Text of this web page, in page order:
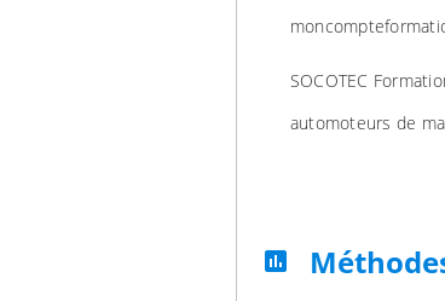
SOCOTEC
automoteurs de
assessment